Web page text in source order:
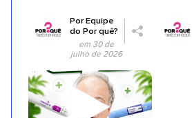
PorEquipe
do Por quê?
em 30 de
julho de 2026